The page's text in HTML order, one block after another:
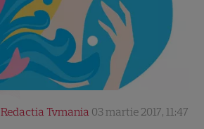
Redactia Tvmania 03 martie 2017, 11:47